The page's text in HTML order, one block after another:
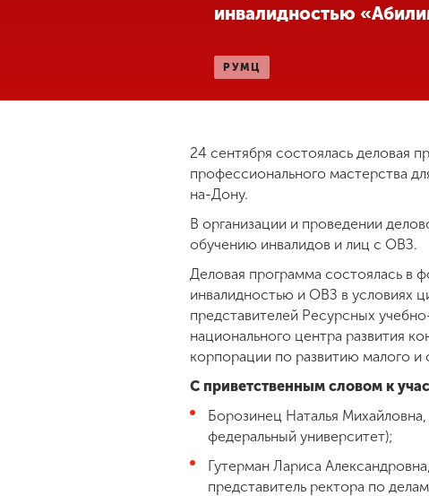
инвалидностью
РУМЦ
24 сентября состоялась деловая
профессионального мастерства
на-Дону.
В организации и проведении
обучению инвалидов и лиц с ОВЗ.
Деловая программа состоялась в
инвалидностью и ОВЗ в условиях
представителей Ресурсных
национального центра развития
корпорации по развитию малого и
С приветственным словом к
Борозинец Наталья
федеральный университет);
Гутерман Лариса
представитель ректора по